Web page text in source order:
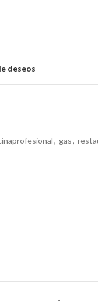
deseos
, gas,